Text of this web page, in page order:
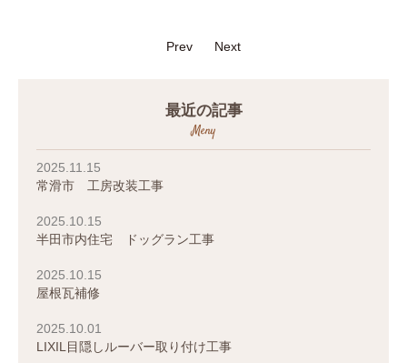
Prev Next
最近の記事
Meny
2025.11.15
常滑市 工房改装工事
2025.10.15
半田市内住宅 ドッグラン工事
2025.10.15
屋根瓦補修
2025.10.01
LIXIL目隠しルーバー取り付け工事